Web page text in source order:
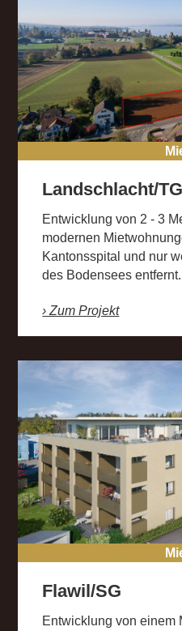
Landschlacht/TG
Entwicklung von 2 - 3
modernen
Kantonsspital und nur
des Bodensees entfernt.
› Zum Projekt
Flawil/SG
Entwicklung von einem